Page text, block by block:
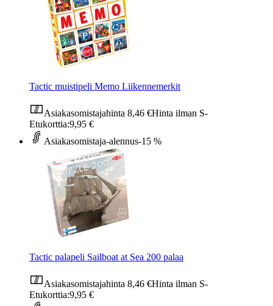
Tactic muistipeli Memo Liikennemerkit
Asiakasomistajahinta 8,46 €Hinta ilman S-
Etukorttia:9,95 €
Asiakasomistaja-alennus-15 %
Tactic palapeli Sailboat at Sea 200 palaa
Asiakasomistajahinta 8,46 €Hinta ilman S-
Etukorttia:9,95 €